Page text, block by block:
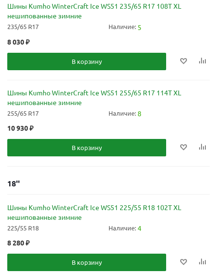
Шины Kumho WinterCraft Ice WS51 235/65 R17 108T XL
нешипованные зимние
235/65 R17 Наличие: 5
8 030₽
В корзину
Шины Kumho WinterCraft Ice WS51 255/65 R17 114T XL
нешипованные зимние
255/65 R17 Наличие:8
10 930₽
В корзину
18''
Шины Kumho WinterCraft Ice WS51 225/55 R18 102T XL
нешипованные зимние
225/55 R18 Наличие:4
8 280₽
В корзину